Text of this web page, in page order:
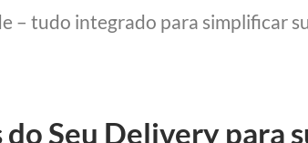
– tudo integrado para simplificar
Seu Delivery para